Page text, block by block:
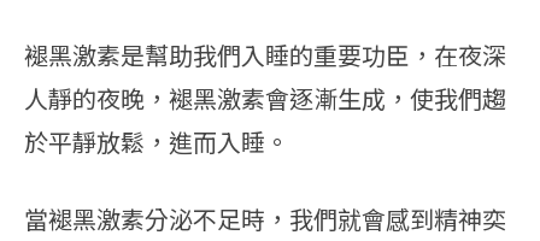
褪黑激素是幫助我們入睡的重要功臣，在夜深
人靜的夜晚，褪黑激素會逐漸生成，使我們趨
於平靜放鬆，進而入睡。
當褪黑激素分泌不足時，我們就會感到精神奕